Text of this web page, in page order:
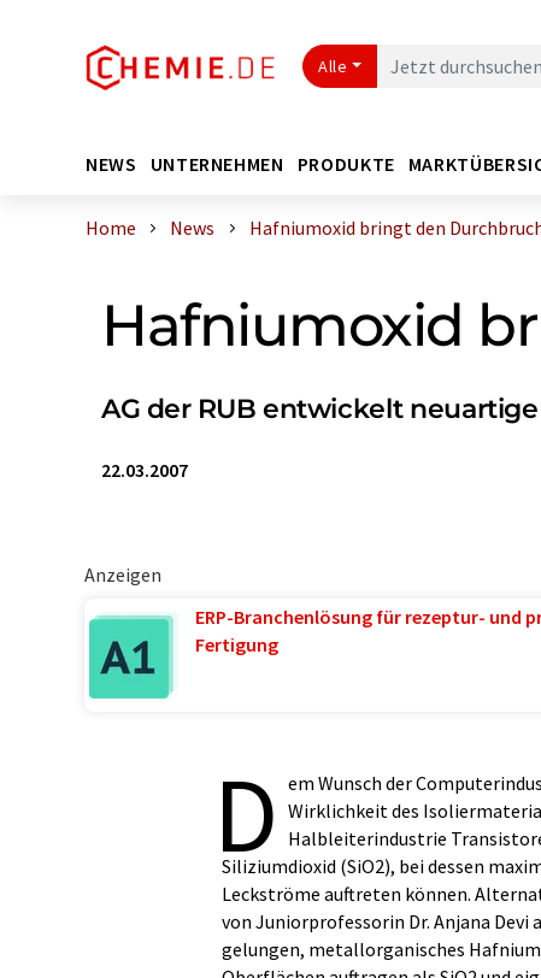
Alle
NEWS UNTERNEHMEN PRODUKTE
Home News Hafniumoxid bringt den
Hafniumoxid
AG der RUB entwickelt
22.03.2007
Anzeigen
ERP-Branchenlösung für rezeptur- und
Fertigung
D em Wunsch der
Wirklichkeit des
Halbleiterindustrie
Siliziumdioxid (SiO2), bei dessen
Leckströme auftreten können.
von Juniorprofessorin Dr. Anjana
gelungen, metallorganisches